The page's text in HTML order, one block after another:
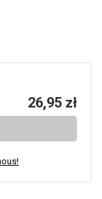
26,95 zł